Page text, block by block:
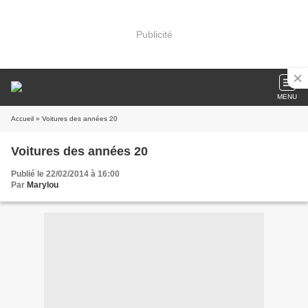
Publicité
MENU
Accueil » Voitures des années 20
Voitures des années 20
Publié le 22/02/2014 à 16:00
Par Marylou